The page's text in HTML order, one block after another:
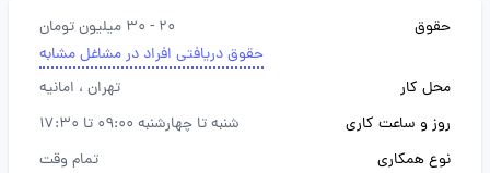
حقوق
20 - 30 میلیون تومان
حقوق دریافتی افراد در مشاغل مشابه
محل کار
تهران ، امانیه
روز و ساعت کاری
شنبه تا چهارشنبه 09:00 تا 17:30
نوع همکاری
تمام وقت